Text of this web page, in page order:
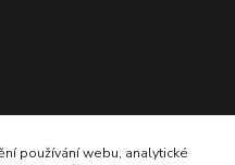
používání webu, analytické